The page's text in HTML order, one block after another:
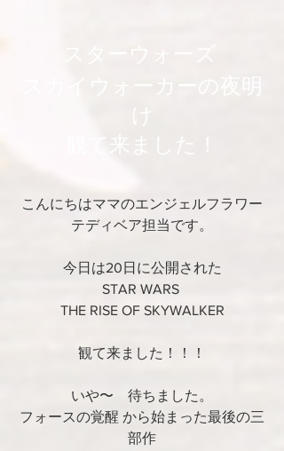
スカイウォーカーの夜明
観て来ました！
こんにちはママのエンジェルフラワー
テディベア担当です。
今日は20日に公開された
STAR WARS
THE RISE OF SKYWALKER
観て来ました！！！
いや〜　待ちました。
フォースの覚醒 から始まった最後の三
部作